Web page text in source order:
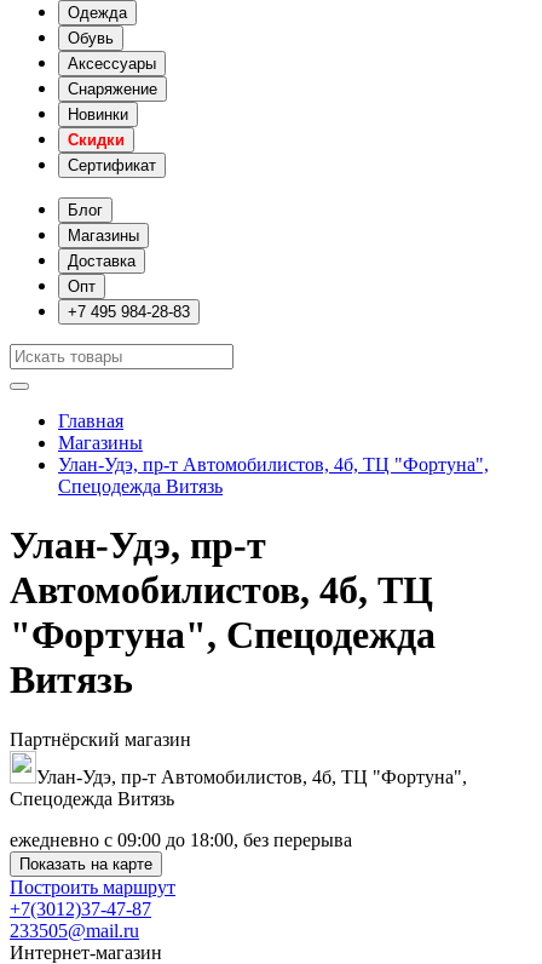
Одежда
Обувь
Аксессуары
Снаряжение
Новинки
Скидки
Сертификат
Блог
Магазины
Доставка
Опт
+7 495 984-28-83
Главная
Магазины
Улан-Удэ, пр-т Автомобилистов, 4б, ТЦ "Фортуна",
Спецодежда Витязь
Улан-Удэ, пр-т
Автомобилистов, 4б, ТЦ
"Фортуна", Спецодежда
Витязь
Партнёрский магазин
Улан-Удэ, пр-т Автомобилистов, 4б, ТЦ "Фортуна",
Спецодежда Витязь
ежедневно с 09:00 до 18:00, без перерыва
Показать на карте
Построить маршрут
+7(3012)37-47-87
233505@mail.ru
Интернет-магазин